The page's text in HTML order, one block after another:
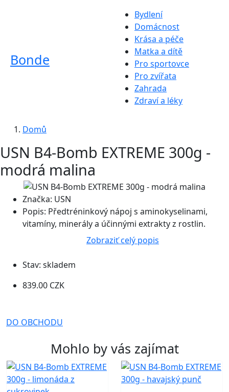
Bonde
Bydlení
Domácnost
Krása a péče
Matka a dítě
Pro sportovce
Pro zvířata
Zahrada
Zdraví a léky
Domů
USN B4-Bomb EXTREME 300g -
modrá malina
Značka: USN
Popis: Předtréninkový nápoj s aminokyselinami,
vitamíny, minerály a účinnými extrakty z rostlin.
Zobraziť celý popis
Stav: skladem
839.00 CZK
DO OBCHODU
Mohlo by vás zajímat